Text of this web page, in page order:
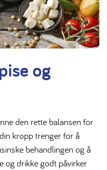
og
den rette balansen for
kropp trenger for å
behandlingen og å
og drikke godt påvirker